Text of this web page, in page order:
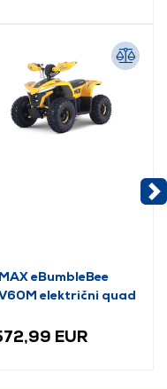
eBumbleBee
električni quad
EUR